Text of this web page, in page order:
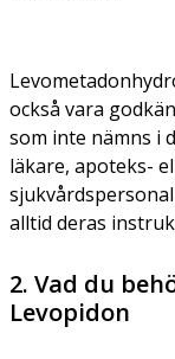
också vara
som inte nämns i
läkare, apoteks-
alltid deras
2. Vad du
Levopidon